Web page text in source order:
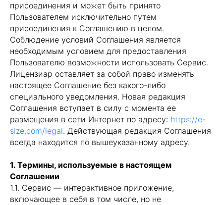
присоединения и может быть принято
Пользователем исключительно путем
присоединения к Соглашению в целом.
Соблюдение условий Соглашения является
необходимым условием для предоставления
Пользователю возможности использовать Сервис.
Лицензиар оставляет за собой право изменять
настоящее Соглашение без какого-либо
специального уведомления. Новая редакция
Соглашения вступает в силу с момента ее
размещения в сети Интернет по адресу: https://e-
size.com/legal. Действующая редакция Соглашения
всегда находится по вышеуказанному адресу.
1. Термины, используемые в настоящем
Соглашении
1.1. Сервис — интерактивное приложение,
включающее в себя в том числе, но не